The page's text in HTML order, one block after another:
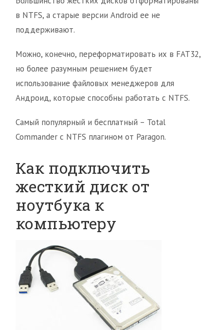
в NTFS, а старые версии Android ее не
поддерживают.
Можно, конечно, переформатировать их в FAT32,
но более разумным решением будет
использование файловых менеджеров для
Андроид, которые способны работать с NTFS.
Самый популярный и бесплатный – Total
Commander с NTFS плагином от Paragon.
Как подключить
жесткий диск от
ноутбука к
компьютеру